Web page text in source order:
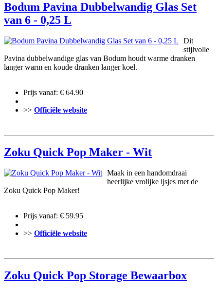
Bodum Pavina Dubbelwandig Glas Set
van 6 - 0,25 L
Dit
stijlvolle
Pavina dubbelwandige glas van Bodum houdt warme dranken
langer warm en koude dranken langer koel.
Prijs vanaf: € 64.90
>> Officiële website
Zoku Quick Pop Maker - Wit
Maak in een handomdraai
heerlijke vrolijke ijsjes met de
Zoku Quick Pop Maker!
Prijs vanaf: € 59.95
>> Officiële website
Zoku Quick Pop Storage Bewaarbox